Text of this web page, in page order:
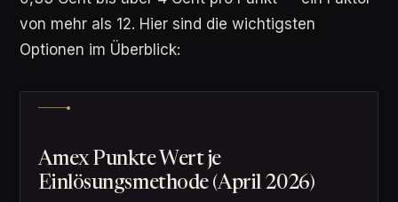
von mehr als 12. Hier sind die wichtigsten
Optionen im Überblick:
Amex Punkte Wert je
Einlösungsmethode (April 2026)